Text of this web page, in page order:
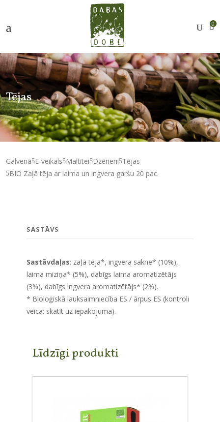
0
Tējas
Galvenā E-veikals Maltītei Dzērieni Tējas
BIO Zaļā tēja ar laima un ingvera garšu 20 pac.
SASTĀVS
Sastāvdaļas: zaļā tēja*, ingvera sakne* (10%),
laima miziņa* (5%), dabīgs laima aromatizētājs
(3%), dabīgs ingvera aromatizētājs* (2%).
* Bioloģiskā lauksaimniecība ES / ārpus ES (kontroli
veica: skatīt uz iepakojuma).
Līdzīgi produkti